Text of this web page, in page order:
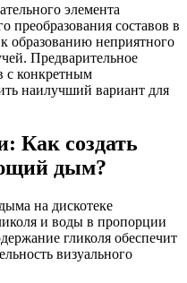
элемента
преобразования составов в
образованию неприятного
Предварительное
с конкретным
наилучший вариант для
Как создать
дым?
на дискотеке
и воды в пропорции
гликоля обеспечит
визуального